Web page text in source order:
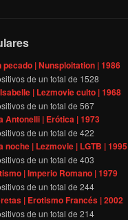
pecado | Nunsploitation | 1986
de un total de 1528
| Lezmovie culto | 1968
de un total de567
Antonelli | Erótica | 1973
de un total de422
noche | Lezmovie | LGTB | 1995
de un total de403
| Imperio Romano | 1979
de un total de244
| Erotismo Francés | 2002
de un total de214